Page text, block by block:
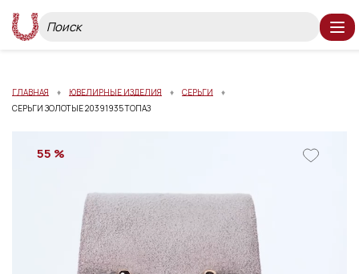
ГЛАВНАЯ ЮВЕЛИРНЫЕ ИЗДЕЛИЯ
СЕРЬГИ
СЕРЬГИ ЗОЛОТЫЕ 20391935 ТОПАЗ
55 %